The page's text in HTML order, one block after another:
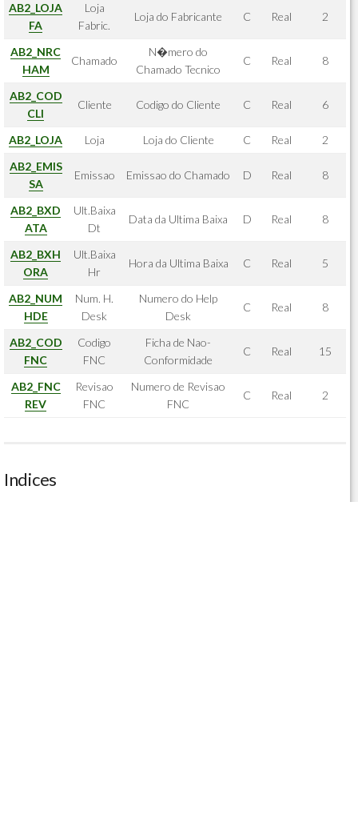
AB2_LOJA
FA
Loja
Fabric.
Loja do Fabricante C Real 2
AB2_NRC
HAM
Chamado
N�mero do
Chamado Tecnico
C Real 8
AB2_COD
CLI
Cliente Codigo do Cliente C Real 6
AB2_LOJA Loja Loja do Cliente C Real
2
AB2_EMIS
SA
Emissao Emissao do Chamado D Real 8
AB2_BXD
ATA
Ult.Baixa
Dt
Data da Ultima Baixa D Real 8
AB2_BXH
ORA
Ult.Baixa
Hr
Hora da Ultima Baixa C Real 5
AB2_NUM
HDE
Num. H.
Desk
Numero do Help
Desk
C Real 8
AB2_COD
FNC
Codigo
FNC
Ficha de Nao-
Conformidade
C Real 15
AB2_FNC
REV
Revisao
FNC
Numero de Revisao
FNC
C Real 2
Indices